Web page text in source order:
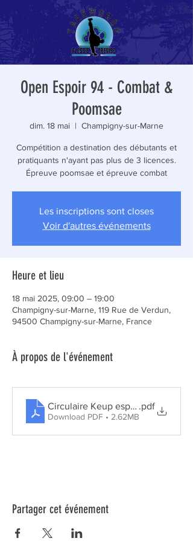
Open Espoir 94 - Combat &
Poomsae
dim. 18 mai
  |
Champigny-sur-Marne
Compétition a destination des débutants et
pratiquants n'ayant pas plus de 3 licences.
Épreuve poomsae et épreuve combat
Les inscriptions sont closes
Voir d'autres événements
Heure et lieu
18 mai 2025, 09:00 – 19:00
Champigny-sur-Marne, 119 Rue de Verdun,
94500 Champigny-sur-Marne, France
À propos de l'événement
Circulaire Keup espoir 94 crédit
.pdf
Download PDF • 2.62MB
Partager cet événement